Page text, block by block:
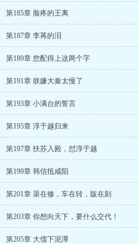
第185章 脸疼的王离
第187章 李苒的泪
第189章 您配得上这两个字
第191章 朕嫌大秦太慢了
第193章 小满台的誓言
第195章 淳于越归来
第197章 扶苏入殿，怼淳于越
第199章 韩信抵咸阳
第201章 渠在修，车在转，版在刻
第203章 你想向天下，要什么交代！
第205章 大儒下泥潭